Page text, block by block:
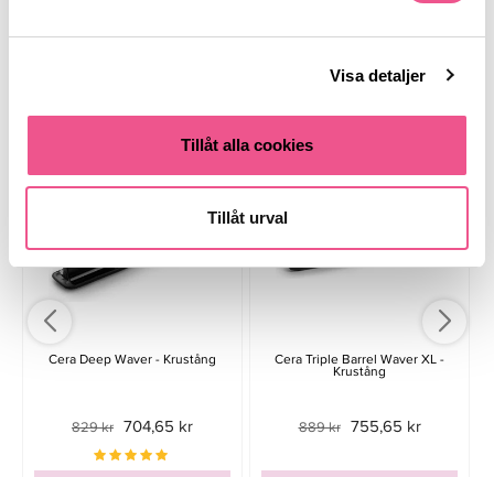
Visa detaljer
Tillåt alla cookies
Tillåt urval
Cera Deep Waver - Krustång
829 kr 704,65 kr
-15%
Cera Triple Barrel Waver XL -
Krustång
889 kr 755,65 kr